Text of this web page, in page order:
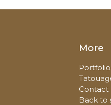
More
Portfolio
Contact
Back to